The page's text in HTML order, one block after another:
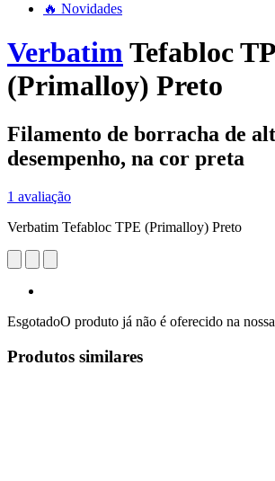
🔥 Novidades
VerbatimTefabloc
(Primalloy) Preto
Filamento de borracha de
desempenho, na cor preta
1 avaliação
Verbatim Tefabloc TPE (Primalloy) Preto
EsgotadoO produto já não é oferecido na
Produtos similares